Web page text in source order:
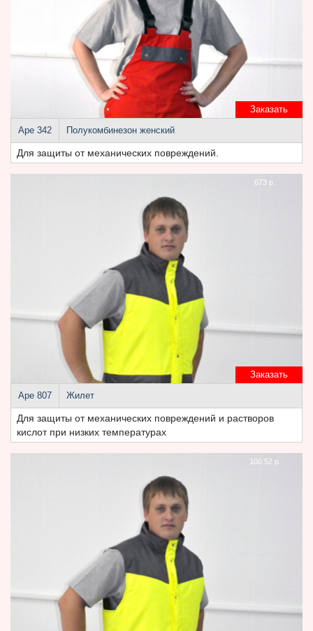
Заказать
Аре 342 Полукомбинезон женский
Для защиты от механических повреждений.
Заказать
673 р.
Аре 807 Жилет
Для защиты от механических повреждений и растворов
кислот при низких температурах
100.52 р.